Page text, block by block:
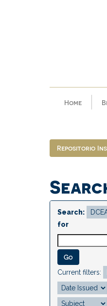
Home
Repositorio
Search:
for
Current filters: